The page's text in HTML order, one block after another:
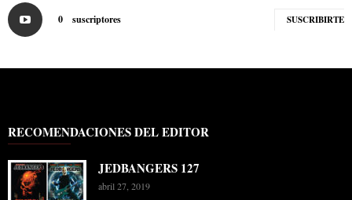
0 suscriptores SUSCRIBIRTE
RECOMENDACIONES DEL EDITOR
JEDBANGERS 127
abril 27, 2019